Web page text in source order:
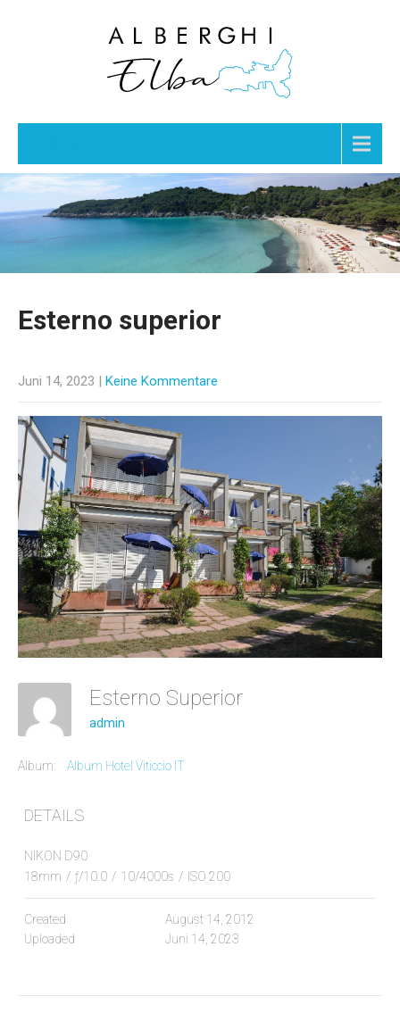
Esterno superior
Juni 14, 2023 | Keine Kommentare
Esterno Superior
admin
Album: Album Hotel Viticcio IT
DETAILS
NIKON D90
18mm / ƒ/10.0 / 10/4000s / ISO 200
Created
August 14, 2012
Uploaded
Juni 14, 2023